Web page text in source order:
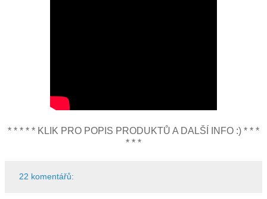
* * * * * KLIK PRO POPIS PRODUKTŮ A DALŠÍ INFO :) * * *
* * *
22 komentářů: